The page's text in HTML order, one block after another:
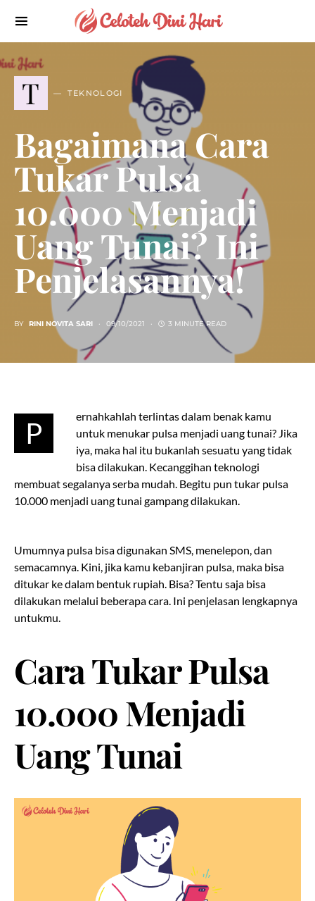
T TEKNOLOGI
Bagaimana Cara
Tukar Pulsa
10.000 Menjadi
Uang Tunai? Ini
Penjelasannya!
BY RINI NOVITA SARI 09/10/2021 3 MINUTE READ
P
ernahkahlah terlintas dalam benak kamu
untuk menukar pulsa menjadi uang tunai? Jika
iya, maka hal itu bukanlah sesuatu yang tidak
bisa dilakukan. Kecanggihan teknologi
membuat segalanya serba mudah. Begitu pun tukar pulsa
10.000 menjadi uang tunai gampang dilakukan.
Umumnya pulsa bisa digunakan SMS, menelepon, dan
semacamnya. Kini, jika kamu kebanjiran pulsa, maka bisa
ditukar ke dalam bentuk rupiah. Bisa? Tentu saja bisa
dilakukan melalui beberapa cara. Ini penjelasan lengkapnya
untukmu.
Cara Tukar Pulsa
10.000 Menjadi
Uang Tunai